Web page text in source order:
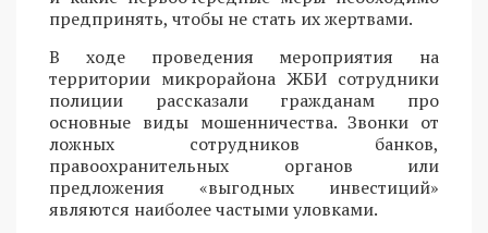
предпринять, чтобы не стать их жертвами.
В ходе проведения мероприятия на
территории микрорайона ЖБИ сотрудники
полиции рассказали гражданам про
основные виды мошенничества. Звонки от
ложных сотрудников банков,
правоохранительных органов или
предложения «выгодных инвестиций»
являются наиболее частыми уловками.